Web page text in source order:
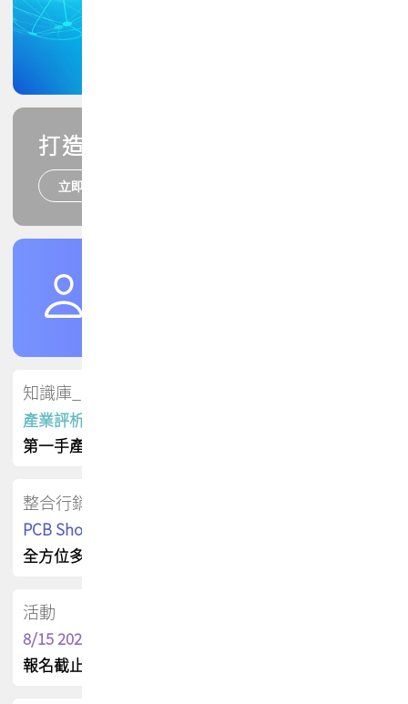
打造您的PCB專業技能
立即報名
知識庫_會員專屬
產業評析報告
第一手產業資訊
整合行銷
PCB Shop 採購指南
全方位多元曝光方案
活動
8/15 2026 TPCA健康盃保齡球聯誼賽
報名截止日 : 8/3 活動日期 : 8/15